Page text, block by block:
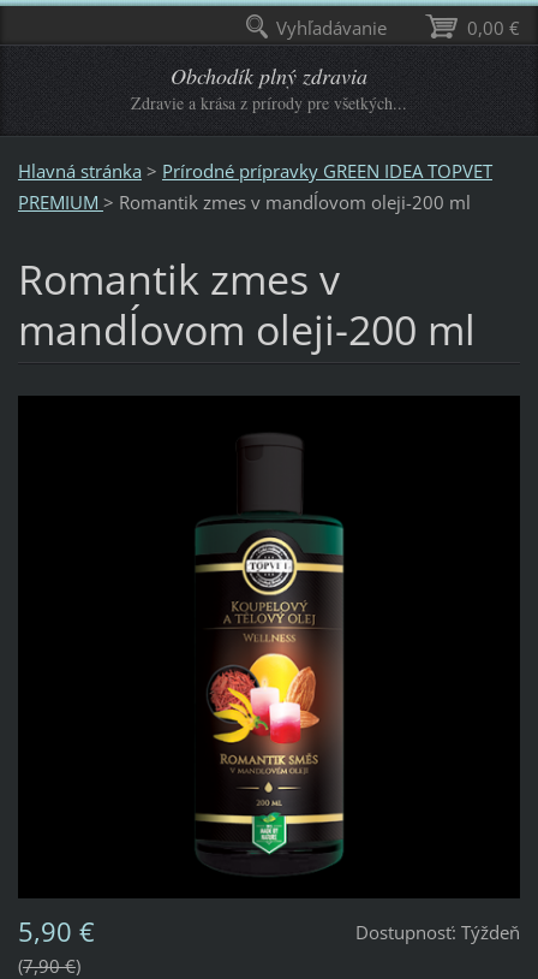
Obchodík plný zdravia
Zdravie a krása z prírody pre všetkých...
Hlavná stránka > Prírodné prípravky GREEN IDEA TOPVET
PREMIUM > Romantik zmes v mandĺovom oleji-200 ml
Romantik zmes v
mandĺovom oleji-200 ml
Dostupnosť: Týždeň
5,90 €
7,90 €
0,00 €
Vyhľadávanie